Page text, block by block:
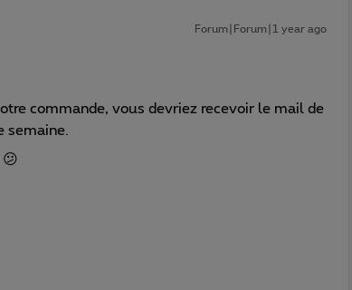
Forum|Forum|1 year ago
commande, vous devriez recevoir le mail de
semaine.